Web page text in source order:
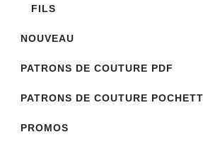
FILS
NOUVEAU
PATRONS DE COUTURE PDF
PATRONS DE COUTURE
PROMOS